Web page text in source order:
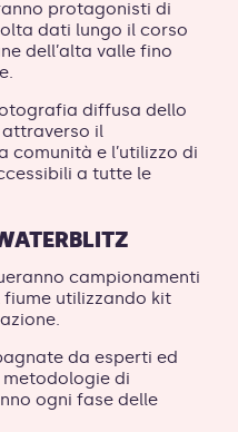
protagonisti di
dati lungo il corso
dell’alta valle fino
diffusa dello
attraverso il
e l’utilizzo di
a tutte le
campionamenti
utilizzando kit
da esperti ed
di
ogni fase delle